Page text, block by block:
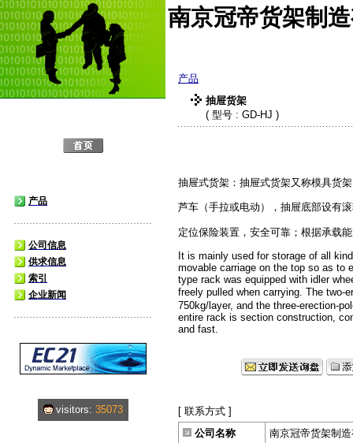
产品
公司信息
供求信息
索引
企业新闻
visitors: 35073
南京冠帝货架制
产品
抽屉货架
( 型号 : GD-HJ )
抽屉式货架：抽屉式货架又称模具货
芦车（手拉或电动），抽屉底部设有
定位保险装置，安全可靠；根据承载
It is mainly used for storage of all
movable carriage on the top so as to
type rack was equipped with idler
freely pulled when carrying. The two-
750kg/layer, and the three-erection-
entire rack is section construction,
and fast.
[ 联系方式 ]
公司名称
南京冠帝货架制